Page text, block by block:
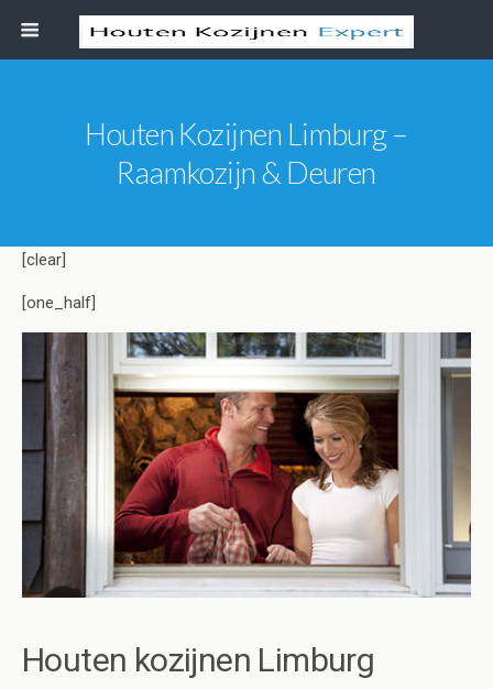
Houten Kozijnen Limburg –
Raamkozijn & Deuren
[clear]
[one_half]
Houten kozijnen Limburg